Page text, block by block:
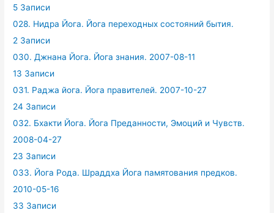
5 Записи
028. Нидра Йога. Йога переходных состояний бытия.
2 Записи
030. Джнана Йога. Йога знания. 2007-08-11
13 Записи
031. Раджа йога. Йога правителей. 2007-10-27
24 Записи
032. Бхакти Йога. Йога Преданности, Эмоций и Чувств.
2008-04-27
23 Записи
033. Йога Рода. Шраддха Йога памятования предков.
2010-05-16
33 Записи